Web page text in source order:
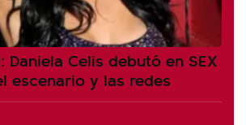
Daniela Celis debutó en SEX
escenario y las redes